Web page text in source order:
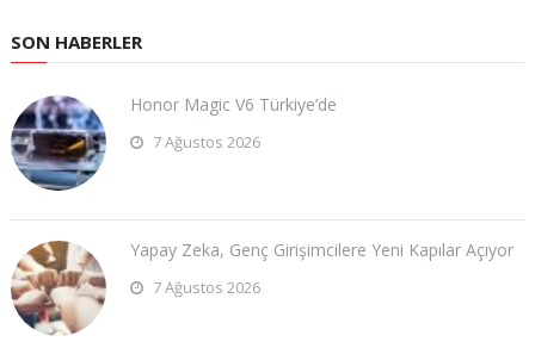
SON HABERLER
Honor Magic V6 Türkiye’de
7 Ağustos 2026
Yapay Zeka, Genç Girişimcilere Yeni Kapılar Açıyor
7 Ağustos 2026